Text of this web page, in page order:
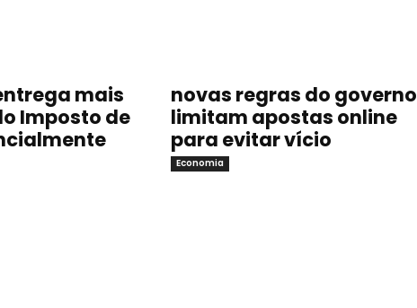
mais
Imposto de
novas regras do governo
limitam apostas online
para evitar vício
Economia